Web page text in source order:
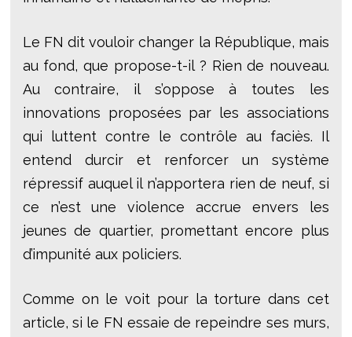
Le FN dit vouloir changer la République, mais
au fond, que propose-t-il ? Rien de nouveau.
Au contraire, il s’oppose à toutes les
innovations proposées par les associations
qui luttent contre le contrôle au faciès. Il
entend durcir et renforcer un système
répressif auquel il n’apportera rien de neuf, si
ce n’est une violence accrue envers les
jeunes de quartier, promettant encore plus
d’impunité aux policiers.
Comme on le voit pour la torture dans cet
article, si le FN essaie de repeindre ses murs,